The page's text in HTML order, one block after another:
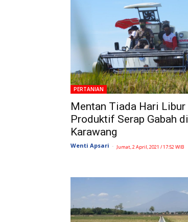
PERTANIAN
Mentan Tiada Hari Libur
Produktif Serap Gabah di
Karawang
Wenti Apsari - Jumat, 2 April, 2021 / 17:52 WIB